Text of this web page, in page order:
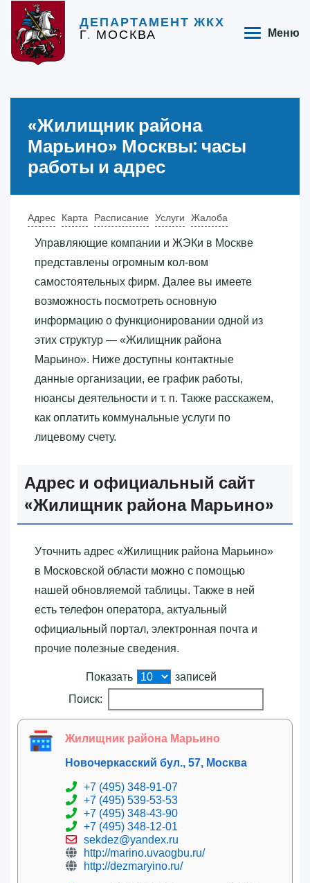
ДЕПАРТАМЕНТ ЖКХ
Г. МОСКВА Меню
«‎Жилищник района
Марьино»‎ Москвы: часы
работы и адрес
Адрес Карта Расписание Услуги Жалоба
Управляющие компании и ЖЭКи в Москве
представлены огромным кол-вом
самостоятельных фирм. Далее вы имеете
возможность посмотреть основную
информацию о функционировании одной из
этих структур — «‎Жилищник района
Марьино»‎. Ниже доступны контактные
данные организации, ее график работы,
нюансы деятельности и т. п. Также расскажем,
как оплатить коммунальные услуги по
лицевому счету.
Адрес и официальный сайт
«‎Жилищник района Марьино»‎
Уточнить адрес «‎Жилищник района Марьино»‎
в Московской области можно с помощью
нашей обновляемой таблицы. Также в ней
есть телефон оператора, актуальный
официальный портал, электронная почта и
прочие полезные сведения.
Показать
записей
Поиск:
Жилищник района Марьино
Новочеркасский бул., 57, Москва
+7 (495) 348-91-07
+7 (495) 539-53-53
+7 (495) 348-43-90
+7 (495) 348-12-01
sekdez@yandex.ru
http://marino.uvaogbu.ru/
http://dezmaryino.ru/